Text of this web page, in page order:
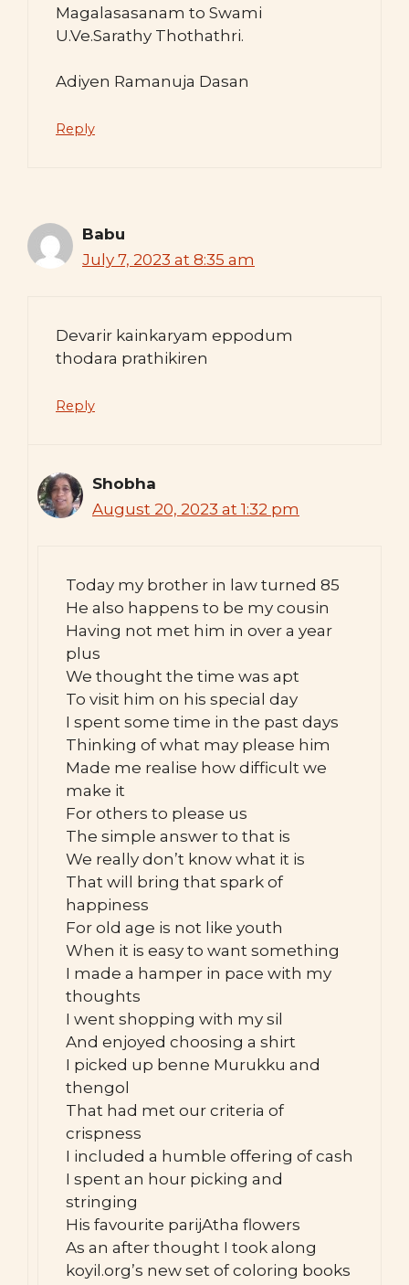
Magalasasanam to Swami
U.Ve.Sarathy Thothathri.
Adiyen Ramanuja Dasan
Reply
Babu
July 7, 2023 at 8:35 am
Devarir kainkaryam eppodum
thodara prathikiren
Reply
Shobha
August 20, 2023 at 1:32 pm
Today my brother in law turned 85
He also happens to be my cousin
Having not met him in over a year
plus
We thought the time was apt
To visit him on his special day
I spent some time in the past days
Thinking of what may please him
Made me realise how difficult we
make it
For others to please us
The simple answer to that is
We really don’t know what it is
That will bring that spark of
happiness
For old age is not like youth
When it is easy to want something
I made a hamper in pace with my
thoughts
I went shopping with my sil
And enjoyed choosing a shirt
I picked up benne Murukku and
thengol
That had met our criteria of
crispness
I included a humble offering of cash
I spent an hour picking and
stringing
His favourite parijAtha flowers
As an after thought I took along
koyil.org’s new set of coloring books